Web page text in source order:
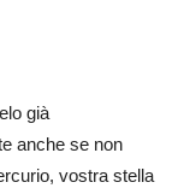
già
anche se non
vostra stella